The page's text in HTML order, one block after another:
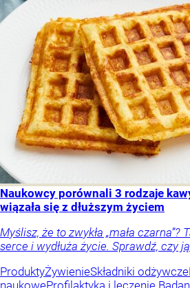
Naukowcy porównali 3 rodzaje
wiązała się z dłuższym życiem
Myślisz, że to zwykła „mała
serce i wydłuża życie. Sprawdź, czy
ProduktyŻywienieSkładniki odżywcze